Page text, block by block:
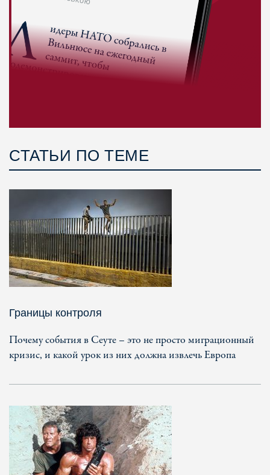
СТАТЬИ ПО ТЕМЕ
Границы контроля
Почему события в Сеуте – это не просто миграционный
кризис, и какой урок из них должна извлечь Европа